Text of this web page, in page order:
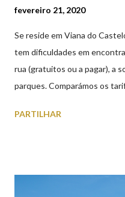
fevereiro 21, 2020
Se reside em Viana do
tem dificuldades em
rua (gratuitos ou a pagar), a
parques. Comparámos os
subterrâneos) perto do
subterrâneos. O Parque da
PARTILHAR